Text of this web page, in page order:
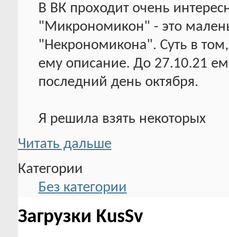
В ВК проходит очень
"Микрономикон" - это
"Некрономикона". Суть в
ему описание. До 27.10.21
последний день октября.
Я решила взять некоторых
Читать дальше
Категории
Без категории
Загрузки KusSv